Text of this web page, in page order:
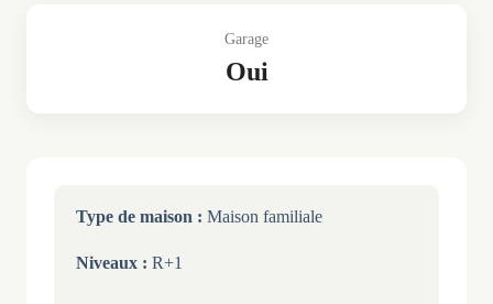
Garage
Oui
Type de maison : Maison familiale
Niveaux : R+1